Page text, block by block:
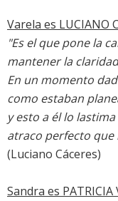
Varela es LUCIANO
"Es el que pone la
mantener la
En un momento
como estaban
y esto a él lo
atraco perfecto
(Luciano Cáceres)
Sandra es PATRICIA